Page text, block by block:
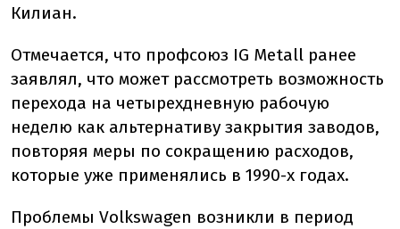
Килиан.
Отмечается, что профсоюз IG Metall ранее
заявлял, что может рассмотреть возможность
перехода на четырехдневную рабочую
неделю как альтернативу закрытия заводов,
повторяя меры по сокращению расходов,
которые уже применялись в 1990-х годах.
Проблемы Volkswagen возникли в период